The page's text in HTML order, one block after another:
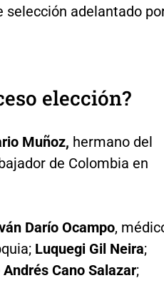
selección adelantado
elección?
Muñoz, hermano del
de Colombia en
Darío Ocampo,
Luquegi Gil Neira;
Cano Salazar;